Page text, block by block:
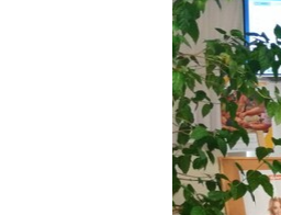
Nauczyciele
Pracownicy
Absolwenci
Certyfikaty
Podziękowania